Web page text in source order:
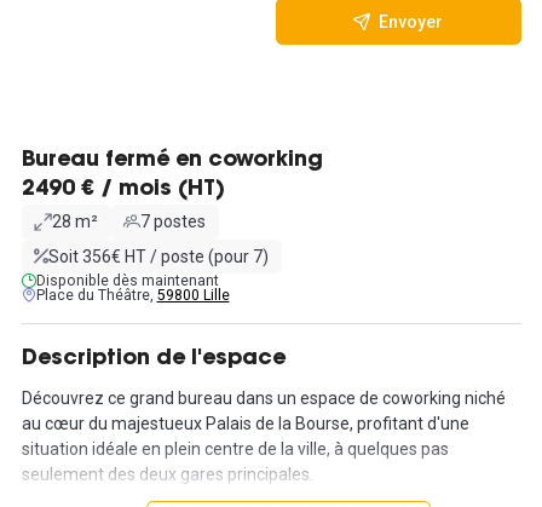
Envoyer
Bureau fermé en coworking
2490 € / mois (HT)
28 m²
7 postes
Soit 356€ HT / poste (pour 7)
Disponible dès maintenant
Place du Théâtre, 59800 Lille
Description de l'espace
Découvrez ce grand bureau dans un espace de coworking niché
au cœur du majestueux Palais de la Bourse, profitant d'une
situation idéale en plein centre de la ville, à quelques pas
seulement des deux gares principales.